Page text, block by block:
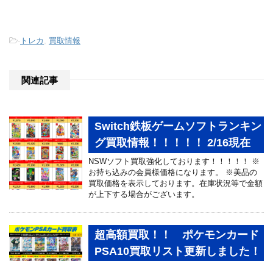
- トレカ , 買取情報
関連記事
Switch鉄板ゲームソフトランキン
グ買取情報！！！！！ 2/16現在
NSWソフト買取強化しております！！！！！ ※
お持ち込みの会員様価格になります。 ※美品の
買取価格を表示しております。在庫状況等で金額
が上下する場合がございます。
超高額買取！！ ポケモンカード
PSA10買取リスト更新しました！